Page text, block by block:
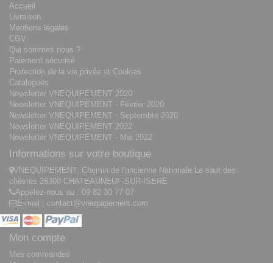
Accueil
Livraison
Mentions légales
CGV
Qui sommes nous ?
Paiement sécurisé
Protection de la vie privée et Cookies
Catalogues
Newsletter VNEQUIPEMENT 2020
Newsletter VNEQUIPEMENT - Février 2020
Newsletter VNEQUIPEMENT - Septembre 2020
Newsletter VNEQUIPEMENT 2022
Newsletter VNEQUIPEMENT - Mai 2022
Informations sur votre boutique
VNEQUIPEMENT, Chemin de l'ancienne Nationale Le saut des
chèvres 26300 CHATEAUNEUF-SUR-ISERE
Appelez-nous au : 09 82 30 77 07
E-mail : contact@vnequipement.com
Mon compte
Mes commandes